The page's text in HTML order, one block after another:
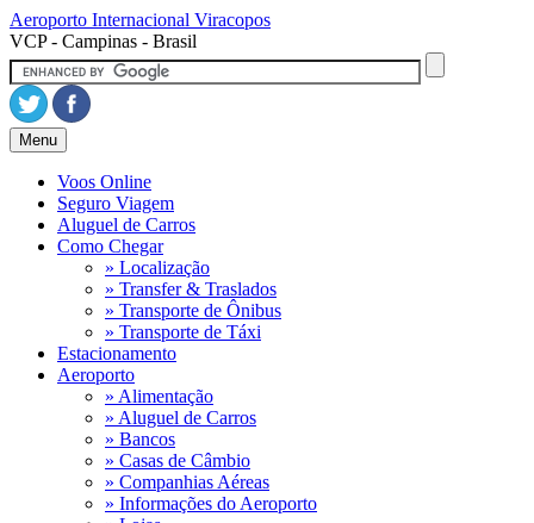
Aeroporto Internacional Viracopos
VCP - Campinas - Brasil
Menu
Voos Online
Seguro Viagem
Aluguel de Carros
Como Chegar
» Localização
» Transfer & Traslados
» Transporte de Ônibus
» Transporte de Táxi
Estacionamento
Aeroporto
» Alimentação
» Aluguel de Carros
» Bancos
» Casas de Câmbio
» Companhias Aéreas
» Informações do Aeroporto